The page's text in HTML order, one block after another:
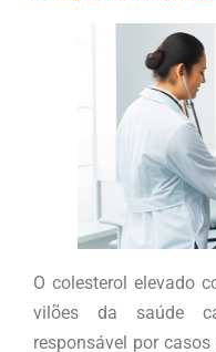
O colesterol elevado
vilões da saúde
responsável por